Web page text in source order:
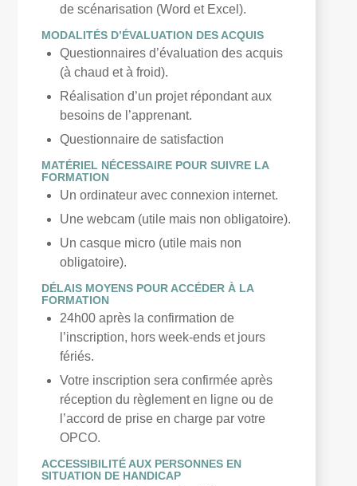
de scénarisation (Word et Excel).
MODALITÉS D’ÉVALUATION DES ACQUIS
Questionnaires d’évaluation des acquis
(à chaud et à froid).
Réalisation d’un projet répondant aux
besoins de l’apprenant.
Questionnaire de satisfaction
MATÉRIEL NÉCESSAIRE POUR SUIVRE LA
FORMATION
Un ordinateur avec connexion internet.
Une webcam (utile mais non obligatoire).
Un casque micro (utile mais non
obligatoire).
DÉLAIS MOYENS POUR ACCÉDER À LA
FORMATION
24h00 après la confirmation de
l’inscription, hors week-ends et jours
fériés.
Votre inscription sera confirmée après
réception du règlement en ligne ou de
l’accord de prise en charge par votre
OPCO.
ACCESSIBILITÉ AUX PERSONNES EN
SITUATION DE HANDICAP